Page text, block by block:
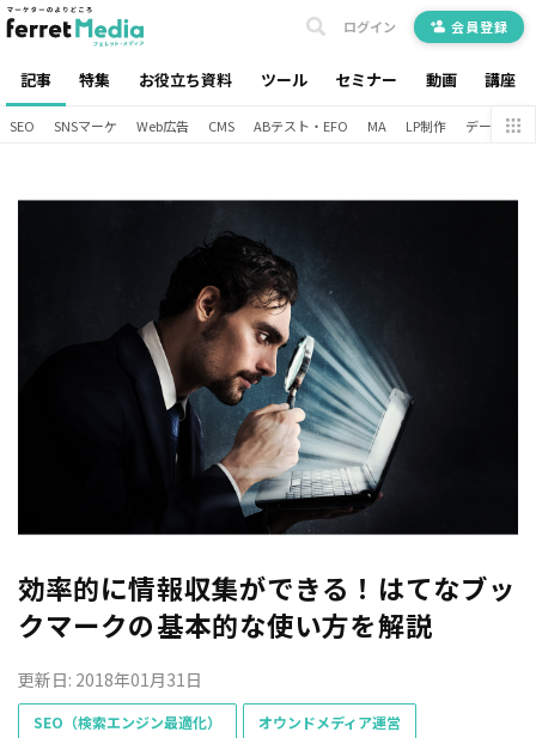
記事 特集 お役立ち資料 ツール セミナー 動画 講座
ログイン 会員登録
SEO SNSマーケ Web広告 CMS ABテスト・EFO MA LP制作 データ分析
効率的に情報収集ができる！はてなブッ
クマークの基本的な使い方を解説
更新日: 2018年01月31日
SEO（検索エンジン最適化） オウンドメディア運営